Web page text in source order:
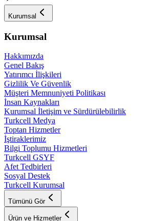
Kurumsal
Kurumsal
Hakkımızda
Genel Bakış
Yatırımcı İlişkileri
Gizlilik Ve Güvenlik
Müşteri Memnuniyeti Politikası
İnsan Kaynakları
Kurumsal İletişim ve Sürdürülebilirlik
Turkcell Medya
Toptan Hizmetler
İştiraklerimiz
Bilgi Toplumu Hizmetleri
Turkcell GSYF
Afet Tedbirleri
Sosyal Destek
Turkcell Kurumsal
Tümünü Gör
Ürün ve Hizmetler